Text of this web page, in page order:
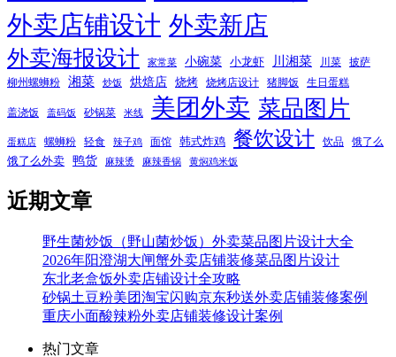
外卖店铺设计 外卖新店
外卖海报设计 家常菜 小碗菜 小龙虾 川湘菜 川菜
披萨
柳州螺蛳粉
湘菜 炒饭 烘焙店 烧烤 烧烤店设计 猪脚饭 生日蛋糕
盖浇饭 盖码饭 砂锅菜 米线 美团外卖 菜品图片
蛋糕店 螺蛳粉 轻食 辣子鸡 面馆 韩式炸鸡 餐饮设计 饮品 饿了么
饿了么外卖 鸭货 麻辣烫 麻辣香锅 黄焖鸡米饭
近期文章
野生菌炒饭（野山菌炒饭）外卖菜品图片设计大全
2026年阳澄湖大闸蟹外卖店铺装修菜品图片设计
东北老盒饭外卖店铺设计全攻略
砂锅土豆粉美团淘宝闪购京东秒送外卖店铺装修案例
重庆小面酸辣粉外卖店铺装修设计案例
热门文章